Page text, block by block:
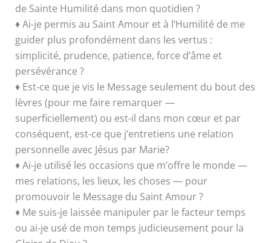
de Sainte Humilité dans mon quotidien ?
♦ Ai-je permis au Saint Amour et à l’Humilité de me
guider plus profondément dans les vertus :
simplicité, prudence, patience, force d’âme et
persévérance ?
♦ Est-ce que je vis le Message seulement du bout des
lèvres (pour me faire remarquer —
superficiellement) ou est-il dans mon cœur et par
conséquent, est-ce que j’entretiens une relation
personnelle avec Jésus par Marie?
♦ Ai-je utilisé les occasions que m’offre le monde —
mes relations, les lieux, les choses — pour
promouvoir le Message du Saint Amour ?
♦ Me suis-je laissée manipuler par le facteur temps
ou ai-je usé de mon temps judicieusement pour la